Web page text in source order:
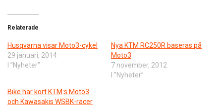
Relaterade
Husqvarna visar Moto3-cykel
29 januari, 2014
I ”Nyheter”
Nya KTM RC250R baseras på
Moto3
7 november, 2012
I ”Nyheter”
Bike har kört KTM:s Moto3
och Kawasakis WSBK-racer